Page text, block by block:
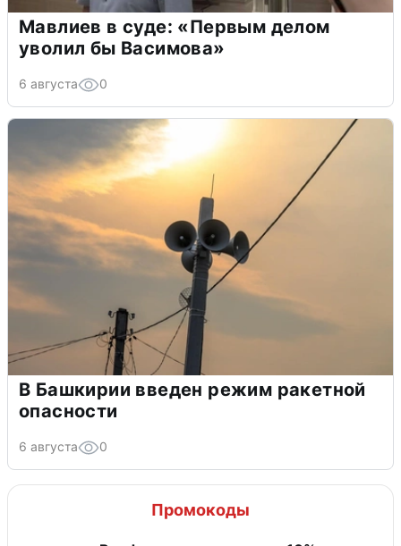
Мавлиев в суде: «Первым делом
уволил бы Васимова»
6 августа 0
В Башкирии введен режим ракетной
опасности
6 августа 0
Промокоды